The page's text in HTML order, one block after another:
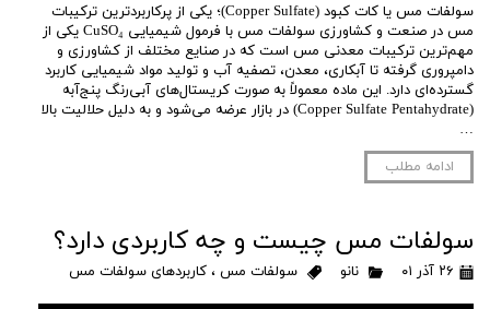
سولفات مس یا کات کبود (Copper Sulfate)؛ یکی از پرکاربردترین ترکیبات
مس در صنعت و کشاورزی سولفات مس با فرمول شیمیایی CuSO₄ یکی از
مهم‌ترین ترکیبات معدنی مس است که در صنایع مختلف از کشاورزی و
دامپروری گرفته تا آبکاری، معدن، تصفیه آب و تولید مواد شیمیایی کاربرد
گسترده‌ای دارد. این ماده معمولاً به صورت کریستال‌های آبی‌رنگ پنج‌آبه
(Copper Sulfate Pentahydrate) در بازار عرضه می‌شود و به دلیل حلالیت بالا
…
ادامه مطلب
سولفات مس چیست و چه کاربردی دارد؟
۲۶ آذر ۰۱ نانو سولفات مس ، کاربردهای سولفات مس